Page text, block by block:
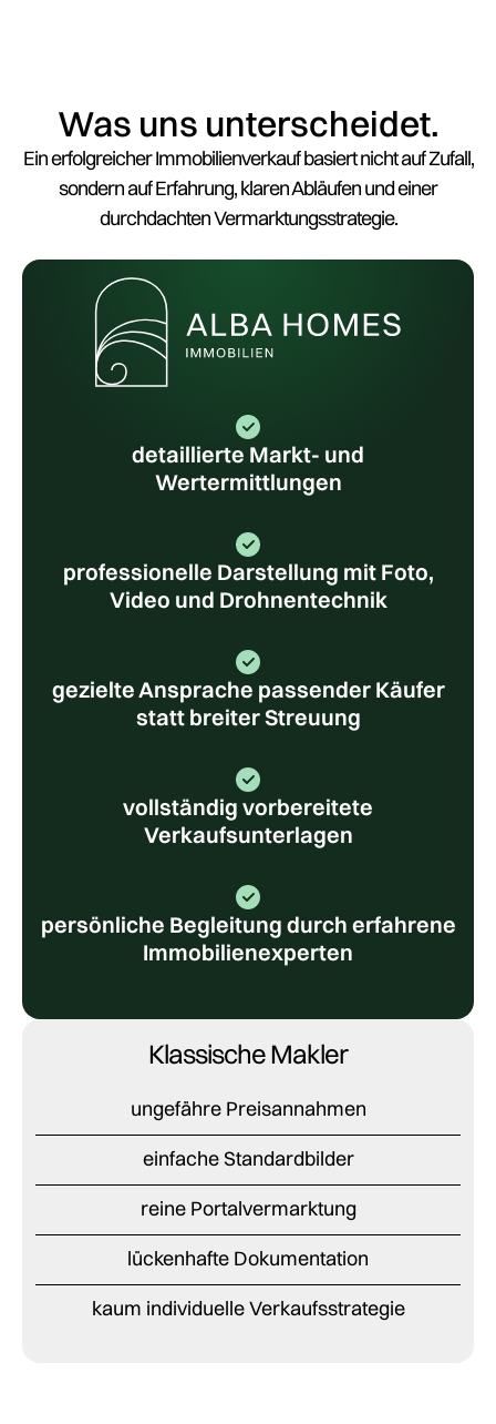
Was uns unterscheidet.
Ein erfolgreicher Immobilienverkauf basiert nicht auf Zufall,
sondern auf Erfahrung, klaren Abläufen und einer
durchdachten Vermarktungsstrategie.
detaillierte Markt- und
Wertermittlungen
professionelle Darstellung mit Foto,
Video und Drohnentechnik
gezielte Ansprache passender Käufer
statt breiter Streuung
vollständig vorbereitete
Verkaufsunterlagen
persönliche Begleitung durch erfahrene
Immobilienexperten
Klassische Makler
ungefähre Preisannahmen
einfache Standardbilder
reine Portalvermarktung
lückenhafte Dokumentation
kaum individuelle Verkaufsstrategie